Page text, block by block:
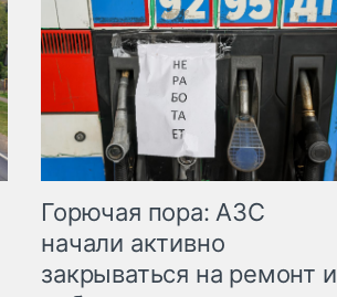
Горючая пора: АЗС
начали активно
закрываться на ремонт и